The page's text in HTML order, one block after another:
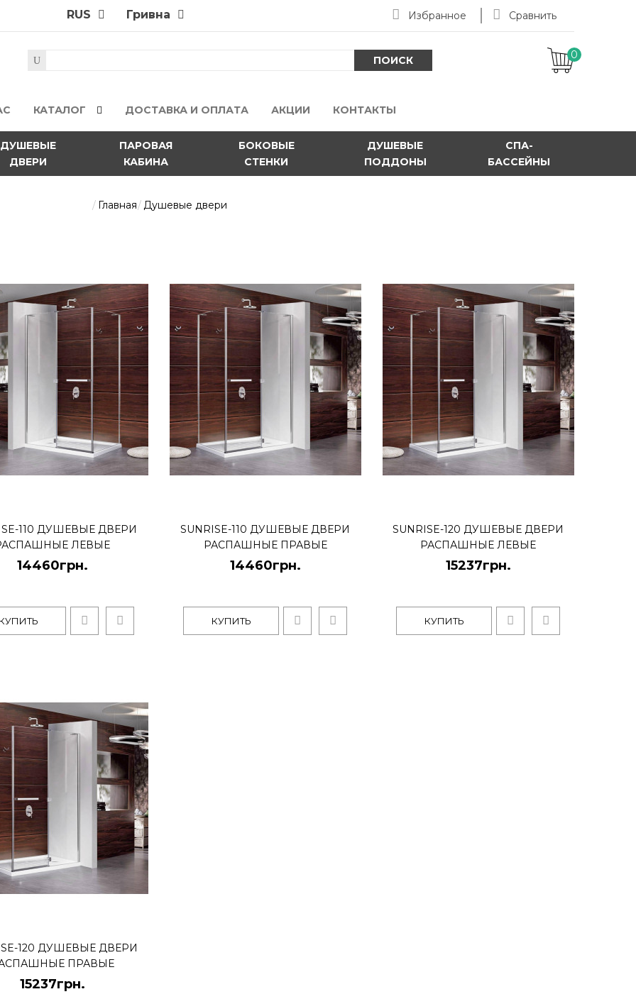
RUS Гривна Избранное Сравнить
ПОИСК 0
-
КАТАЛОГ ДОСТАВКА И ОПЛАТА АКЦИИ КОНТАКТЫ
ДУШЕВЫЕ
ДВЕРИ
ПАРОВАЯ
КАБИНА
БОКОВЫЕ
СТЕНКИ
ДУШЕВЫЕ
ПОДДОНЫ
СПА-
БАССЕЙНЫ
Главная Душевые двери
..
КУПИТЬ
14460грн.
КУПИТЬ
110 ДУШЕВЫЕ ДВЕРИ
ЛЕВЫЕ
14460грн.
SUNRISE-110 ДУШЕВЫЕ ДВЕРИ
РАСПАШНЫЕ ПРАВЫЕ
14460грн.
КУПИТЬ
SUNRISE-120 ДУШЕВЫЕ ДВЕРИ
РАСПАШНЫЕ ЛЕВЫЕ
15237грн.
КУПИТЬ
120 ДУШЕВЫЕ ДВЕРИ
ПРАВЫЕ
15237грн.